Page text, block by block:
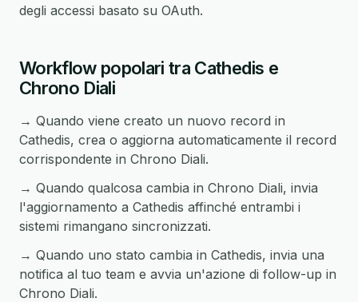
degli accessi basato su OAuth.
Workflow popolari tra Cathedis e
Chrono Diali
→ Quando viene creato un nuovo record in
Cathedis, crea o aggiorna automaticamente il record
corrispondente in Chrono Diali.
→ Quando qualcosa cambia in Chrono Diali, invia
l'aggiornamento a Cathedis affinché entrambi i
sistemi rimangano sincronizzati.
→ Quando uno stato cambia in Cathedis, invia una
notifica al tuo team e avvia un'azione di follow-up in
Chrono Diali.